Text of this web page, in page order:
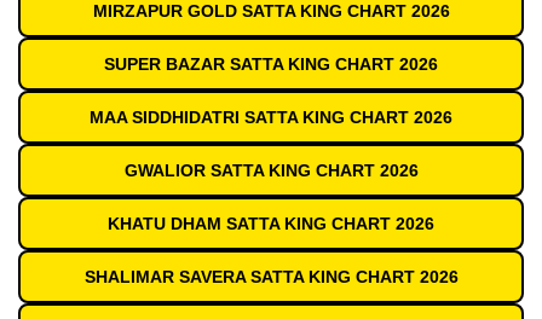
MIRZAPUR GOLD SATTA KING CHART 2026
SUPER BAZAR SATTA KING CHART 2026
MAA SIDDHIDATRI SATTA KING CHART 2026
GWALIOR SATTA KING CHART 2026
KHATU DHAM SATTA KING CHART 2026
SHALIMAR SAVERA SATTA KING CHART 2026